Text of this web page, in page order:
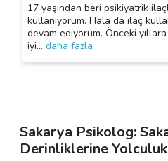
17 yaşından beri psikiyatrik
kullanıyorum. Hala da ilaç
devam ediyorum. Önceki
iyi… daha fazla
Sakarya Psikolog:
Derinliklerine Yolculuk